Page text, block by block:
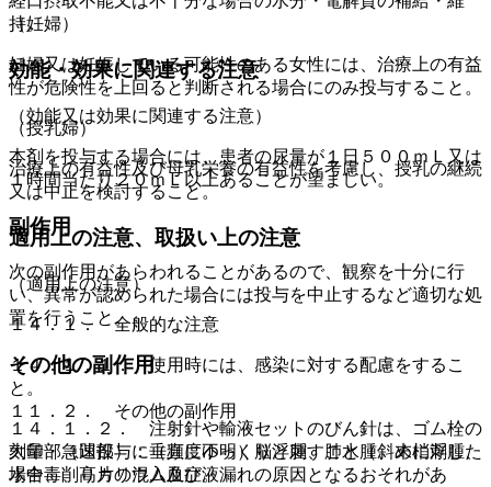
（妊婦）
妊婦又は妊娠している可能性のある女性には、治療上の有益
性が危険性を上回ると判断される場合にのみ投与すること。
（授乳婦）
治療上の有益性及び母乳栄養の有益性を考慮し、授乳の継続
又は中止を検討すること。
適用上の注意、取扱い上の注意
（適用上の注意）
１４．１． 全般的な注意
１４．１．１． 使用時には、感染に対する配慮をするこ
と。
１４．１．２． 注射針や輸液セットのびん針は、ゴム栓の
刻印部（凹部）に垂直にゆっくりと刺すこと（斜めに刺した
場合、削り片の混入及び液漏れの原因となるおそれがあ
持。
効能・効果に関連する注意
（効能又は効果に関連する注意）
本剤を投与する場合には、患者の尿量が１日５００ｍＬ又は
１時間当たり２０ｍＬ以上あることが望ましい。
副作用
次の副作用があらわれることがあるので、観察を十分に行
い、異常が認められた場合には投与を中止するなど適切な処
置を行うこと。
その他の副作用
１１．２． その他の副作用
大量・急速投与：（頻度不明）脳浮腫、肺水腫、末梢浮腫、
水中毒、高カリウム血症。